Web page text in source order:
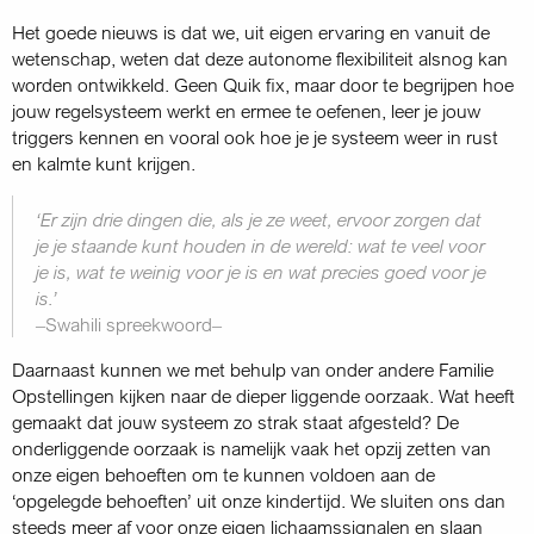
Het goede nieuws is dat we, uit eigen ervaring en vanuit de
wetenschap, weten dat deze autonome flexibiliteit alsnog kan
worden ontwikkeld. Geen Quik fix, maar door te begrijpen hoe
jouw regelsysteem werkt en ermee te oefenen, leer je jouw
triggers kennen en vooral ook hoe je je systeem weer in rust
en kalmte kunt krijgen.
‘Er zijn drie dingen die, als je ze weet, ervoor zorgen dat
je je staande kunt houden in de wereld: wat te veel voor
je is, wat te weinig voor je is en wat precies goed voor je
is.’
–Swahili spreekwoord–
Daarnaast kunnen we met behulp van onder andere Familie
Opstellingen kijken naar de dieper liggende oorzaak. Wat heeft
gemaakt dat jouw systeem zo strak staat afgesteld? De
onderliggende oorzaak is namelijk vaak het opzij zetten van
onze eigen behoeften om te kunnen voldoen aan de
‘opgelegde behoeften’ uit onze kindertijd. We sluiten ons dan
steeds meer af voor onze eigen lichaamssignalen en slaan